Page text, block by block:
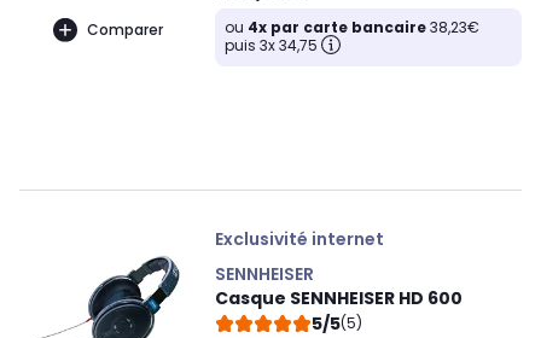
Comparer ou 4x par carte bancaire38,23€
puis 3x 34,75
Exclusivité internet
SENNHEISER
Casque SENNHEISER HD 600
5/5(5)